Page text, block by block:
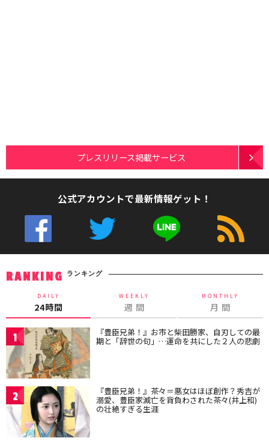
プレスリリース掲載サービス
公式アカウントで最新情報ゲット！
RANKING ランキング
DAILY
24時間
WEEKLY
週 間
MONTHLY
月 間
1 『豊臣兄弟！』お市と柴田勝家、自刃しての最
期と「辞世の句」…運命を共にした２人の悲劇
2 『豊臣兄弟！』茶々＝悪女はほぼ創作？秀吉が
溺愛、豊臣家滅亡を背負わされた茶々(井上和)
の壮絶すぎる生涯